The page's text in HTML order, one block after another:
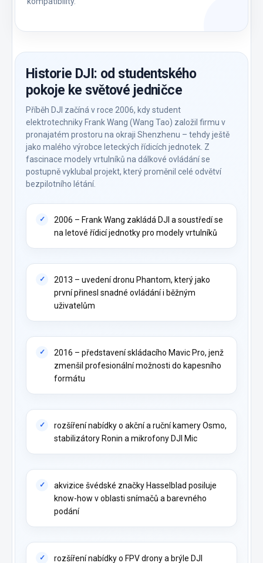
Historie DJI: od studentského
pokoje ke světové jedničce
Příběh DJI začíná v roce 2006, kdy student
elektrotechniky Frank Wang (Wang Tao) založil firmu v
pronajatém prostoru na okraji Shenzhenu – tehdy ještě
jako malého výrobce leteckých řídicích jednotek. Z
fascinace modely vrtulníků na dálkové ovládání se
postupně vyklubal projekt, který proměnil celé odvětví
bezpilotního létání.
2006 – Frank Wang zakládá DJI a soustředí se
na letové řídicí jednotky pro modely vrtulníků
2013 – uvedení dronu Phantom, který jako
první přinesl snadné ovládání i běžným
uživatelům
2016 – představení skládacího Mavic Pro, jenž
zmenšil profesionální možnosti do kapesního
formátu
rozšíření nabídky o akční a ruční kamery Osmo,
stabilizátory Ronin a mikrofony DJI Mic
akvizice švédské značky Hasselblad posiluje
know-how v oblasti snímačů a barevného
podání
rozšíření nabídky o FPV drony a brýle DJI